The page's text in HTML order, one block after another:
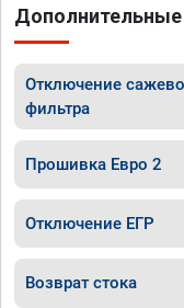
Дополнительные
Отключение
фильтра
Прошивка Евро 2
Отключение ЕГР
Возврат стока